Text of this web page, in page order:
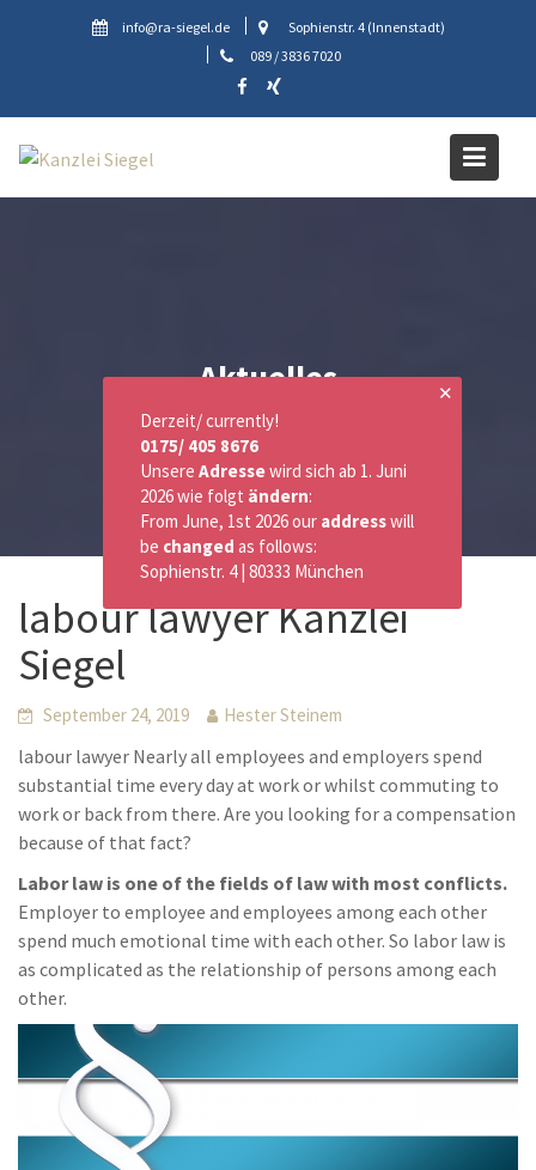
info@ra-siegel.de
Sophienstr. 4 (Innenstadt)
089 / 3836 7020
Aktuelles
labour lawyer Kanzlei
Siegel
September 24, 2019 Hester Steinem
labour lawyer Nearly all employees and employers spend
substantial time every day at work or whilst commuting to
work or back from there. Are you looking for a compensation
because of that fact?
Labor law is one of the fields of law with most conflicts.
Employer to employee and employees among each other
spend much emotional time with each other. So labor law is
as complicated as the relationship of persons among each
other.
✕
Derzeit/ currently!
0175/ 405 8676
Unsere Adressewird sich ab 1. Juni
2026 wie folgt ändern:
From June, 1st 2026 our addresswill
be changed as follows:
Sophienstr. 4 | 80333 München